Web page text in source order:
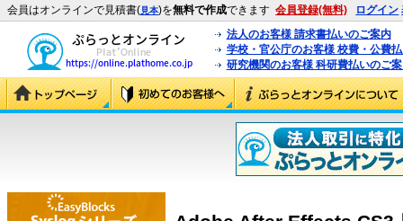
会員はオンラインで見積書(見本)を無料で作成できます 会員登録(無料) ログイン
法人のお客様 請求書払いのご案内
学校・官公庁のお客様 校費・公費
研究機関のお客様 科研費払いのご